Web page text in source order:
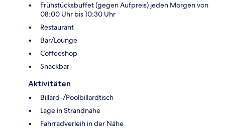
Frühstücksbuffet (gegen Aufpreis) jeden Morgen von
08:00 Uhr bis 10:30 Uhr
Restaurant
Bar/Lounge
Coffeeshop
Snackbar
Aktivitäten
Billard-/Poolbillardtisch
Lage in Strandnähe
Fahrradverleih in der Nähe